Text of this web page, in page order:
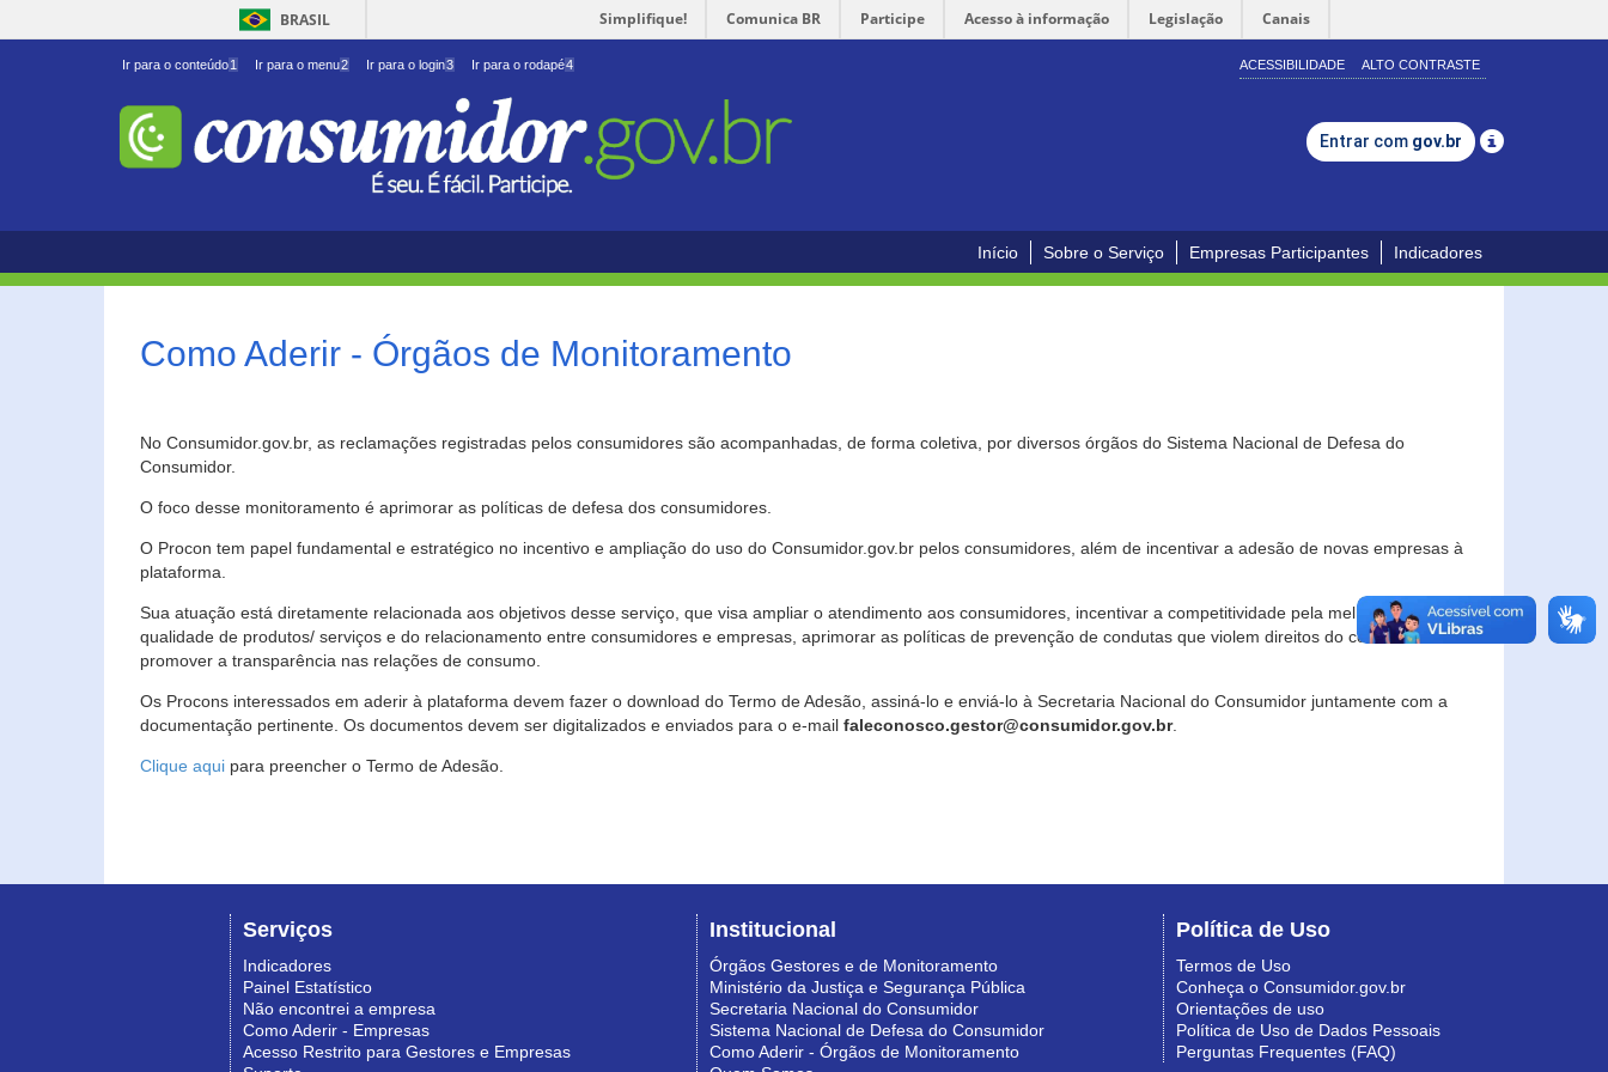
BRASIL Simplifique! Comunica BR Participe Acesso à informação Legislação Canais
Ir para o conteúdo1 Ir para o menu2 Ir para o login3 Ir para o rodapé4 ACESSIBILIDADE ALTO CONTRASTE
Entrar com gov.br
Início Sobre o Serviço Empresas Participantes Indicadores
Como Aderir - Órgãos de Monitoramento
No Consumidor.gov.br, as reclamações registradas pelos consumidores são acompanhadas, de forma coletiva, por diversos órgãos do Sistema Nacional de Defesa do
Consumidor.
O foco desse monitoramento é aprimorar as políticas de defesa dos consumidores.
O Procon tem papel fundamental e estratégico no incentivo e ampliação do uso do Consumidor.gov.br pelos consumidores, além de incentivar a adesão de novas empresas à
plataforma.
Sua atuação está diretamente relacionada aos objetivos desse serviço, que visa ampliar o atendimento aos consumidores, incentivar a competitividade pela melhoria da
qualidade de produtos/ serviços e do relacionamento entre consumidores e empresas, aprimorar as políticas de prevenção de condutas que violem direitos do consumidor e
promover a transparência nas relações de consumo.
Os Procons interessados em aderir à plataforma devem fazer o download do Termo de Adesão, assiná-lo e enviá-lo à Secretaria Nacional do Consumidor juntamente com a
documentação pertinente. Os documentos devem ser digitalizados e enviados para o e-mail faleconosco.gestor@consumidor.gov.br.
Clique aqui para preencher o Termo de Adesão.
Serviços
Indicadores
Painel Estatístico
Não encontrei a empresa
Como Aderir - Empresas
Acesso Restrito para Gestores e Empresas
Institucional
Órgãos Gestores e de Monitoramento
Ministério da Justiça e Segurança Pública
Secretaria Nacional do Consumidor
Sistema Nacional de Defesa do Consumidor
Como Aderir - Órgãos de Monitoramento
Política de Uso
Termos de Uso
Conheça o Consumidor.gov.br
Orientações de uso
Política de Uso de Dados Pessoais
Perguntas Frequentes (FAQ)